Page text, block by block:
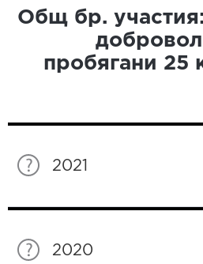
Общ бр. участия:
пробягани 25
2021
2020